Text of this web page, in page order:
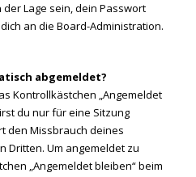
Lage sein, dein Passwort
an die Board-Administration.
abgemeldet?
Kontrollkästchen „Angemeldet
du nur für eine Sitzung
den Missbrauch deines
Dritten. Um angemeldet zu
„Angemeldet bleiben“ beim